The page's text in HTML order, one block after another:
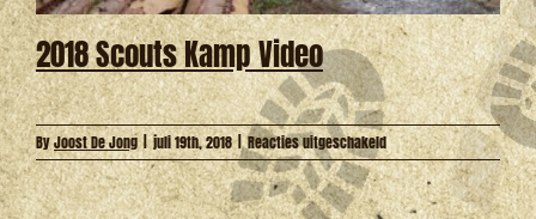
2018 Scouts Kamp Video
ByJoost De Jong | juli 19th, 2018 Reacties uitgeschakeldvoor
2018
Scouts
Kamp